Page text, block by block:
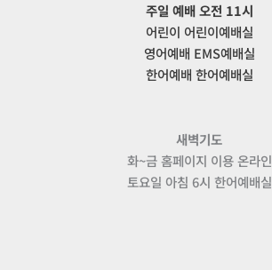
주일 예배 오전 11시
어린이 어린이예배실
영어예배 EMS예배실
한어예배 한어예배실
새벽기도
화~금 홈페이지 이용 온라인
토요일 아침 6시 한어예배실